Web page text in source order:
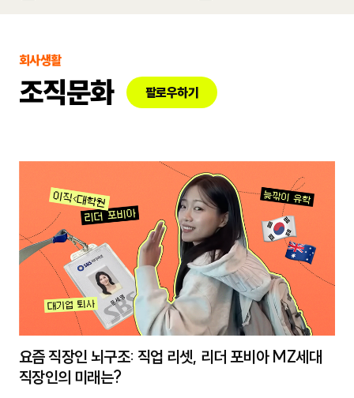
회사생활
조직문화 팔로우하기
요즘 직장인 뇌구조: 직업 리셋, 리더 포비아 MZ세대
직장인의 미래는?